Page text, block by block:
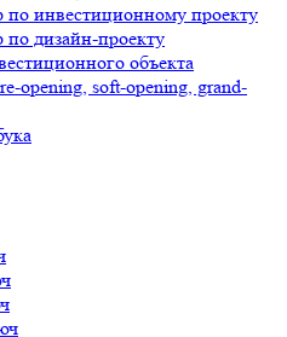
по инвестиционному проекту
по дизайн-проекту
объекта
opening, soft-opening, grand-